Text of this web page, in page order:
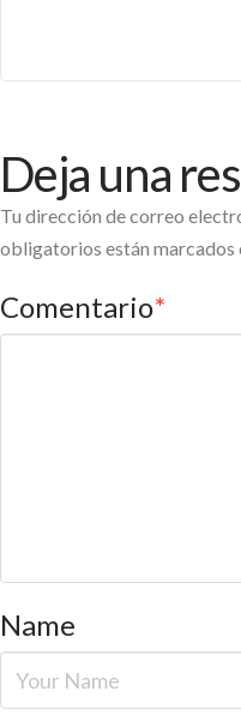
Deja una
Tu dirección de correo
obligatorios están marcados
Comentario*
Name